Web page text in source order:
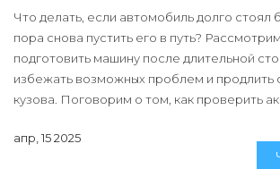
Что делать, если автомобиль долго стоял
пора снова пустить его в путь?
подготовить машину после длительной
избежать возможных проблем и продлить
кузова. Поговорим о том, как проверить
советам по осмотру под капотом и
конце выясним, как избежать повторных
апр, 15 2025